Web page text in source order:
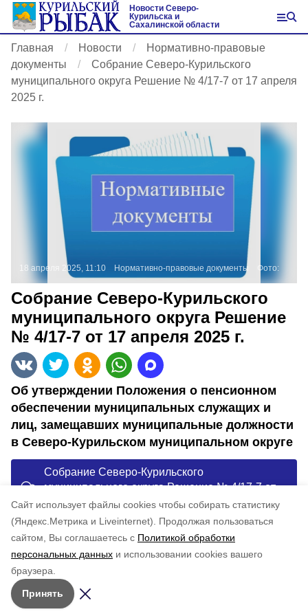
Cайт использует файлы cookies чтобы собирать статистику
(Яндекс.Метрика и Liveinternet).
Продолжая пользоваться
сайтом, Вы соглашаетесь с Политикой обработки
персональных данных и использовании cookies вашего
браузера.
Принять
Новости Северо-
Курильска и
Сахалинской области
Главная Новости
Нормативно-правовые
документы
Собрание Северо-Курильского
муниципального округа Решение № 4/17-7 от 17 апреля
2025 г.
18 апреля 2025, 11:10 Нормативно-правовые документы Фото:
Собрание Северо-Курильского
муниципального округа Решение
№ 4/17-7 от 17 апреля 2025 г.
Об утверждении Положения о пенсионном
обеспечении муниципальных служащих и
лиц, замещавших муниципальные должности
в Северо-Курильском муниципальном округе
Собрание Северо-Курильского
муниципального округа Решение № 4/17-7 от
17 апреля 2025 г.
Понравилась статья?
по оценке4 пользователей
5